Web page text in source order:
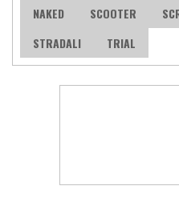
NAKED
SCOOTER
STRADALI
TRIAL